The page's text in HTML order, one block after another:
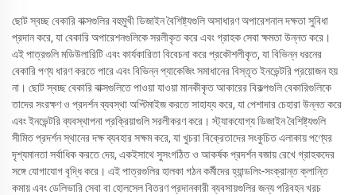
ছোট স্বচ্ছ বেকারি বাক্সগুলির বহুমুখী ডিজাইন বৈশিষ্ট্যগুলি অসাধারণ অপারেশনাল দক্ষতা সুবিধা
প্রদান করে, যা বেকারি অপারেশনগুলিকে সরলীকৃত করে এবং গ্রাহক সেবা ক্ষমতা উন্নত করে।
এই পাত্রগুলি মডিউলারিটি এবং কার্যকারিতা বিবেচনা করে প্রকৌশলীকৃত, যা বিভিন্ন ধরনের
বেকারি পণ্য ধারণ করতে পারে এবং বিভিন্ন প্যাকেজিং সমাধানের বিস্তৃত ইনভেন্টরি প্রয়োজন হয়
না। ছোট স্বচ্ছ বেকারি বাক্সগুলিতে পাওয়া যাওয়া মানকীকৃত আকারের বিকল্পগুলি বেকারিগুলিকে
তাদের সংরক্ষণ ও প্রদর্শন ব্যবস্থা অপ্টিমাইজ করতে সাহায্য করে, যা পেশাদার চেহারা উন্নত করে
এবং ইনভেন্টরি ব্যবস্থাপনা প্রক্রিয়াগুলি সরলীকরণ করে। স্ট্যাকযোগ্য ডিজাইন বৈশিষ্ট্যগুলি
সীমিত প্রদর্শন স্থানের দক্ষ ব্যবহার সক্ষম করে, যা খুচরা বিক্রেতাদের সংকুচিত এলাকায় পণ্যের
দৃশ্যমানতা সর্বাধিক করতে দেয়, একইসাথে সুসংগঠিত ও আকর্ষক প্রদর্শন বজায় রেখে গ্রাহকদের
সঙ্গে যোগাযোগ বৃদ্ধি করে। এই পাত্রগুলির হালকা গঠন কর্মীদের হ্যান্ডলিং-সংক্রান্ত ক্লান্তি
কমায় এবং ডেলিভারি সেবা বা হোলসেল বিতরণ প্রদানকারী ব্যবসায়গুলির জন্য পরিবহন খরচ